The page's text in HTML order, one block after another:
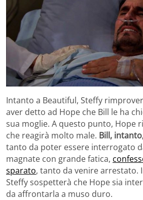
Intanto a Beautiful, Steffy
aver detto ad Hope che Bill le ha
sua moglie. A questo punto, Hope
che reagirà molto male. Bill,
tanto da poter essere interrogato
magnate con grande fatica,
sparato, tanto da venire arrestato.
Steffy sospetterà che Hope sia
da affrontarla a muso duro.